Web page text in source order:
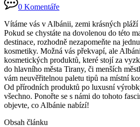
0 Komentáře
Vítáme vás v Albánii, ‍zemi krásných pláží
Pokud se chystáte na ‍dovolenou ‌do ⁣této
destinace, rozhodně nezapomeňte na
kosmetiky. Možná vás‍ překvapí, ale
kosmetických⁣ produktů, ⁣které stojí ​za
do hlavního města Tirany, či menších
vám neuvěřitelnou paletu ‍tipů na místní
Od přírodních produktů ‌po luxusní‌
všechno.⁢ Ponořte se s⁤ námi do tohoto‌
objevte, co ⁤Albánie nabízí!
Obsah článku